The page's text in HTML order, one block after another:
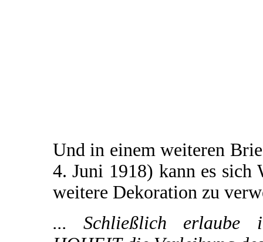
Und in einem weiteren
4. Juni 1918) kann es
weitere Dekoration zu
... Schließlich erlaube